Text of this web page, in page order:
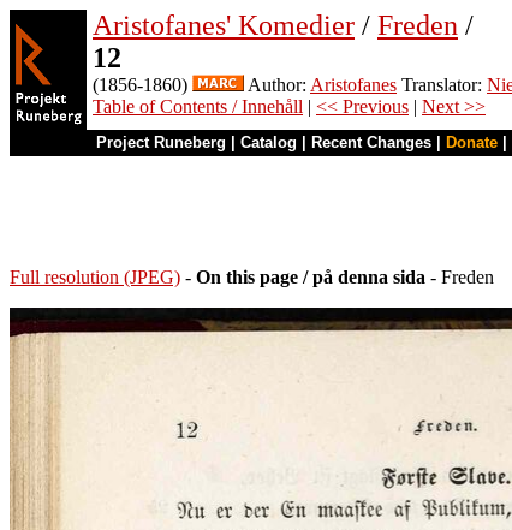
Aristofanes' Komedier / Freden /
12
(1856-1860) Author: Aristofanes Translator:
Table of Contents / Innehåll | << Previous | Next >>
Project Runeberg Catalog Recent Changes Donate
Full resolution (JPEG) - On this page / på denna sida - Freden